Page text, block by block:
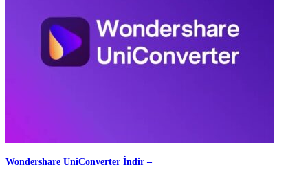
Wondershare UniConverter İndir –